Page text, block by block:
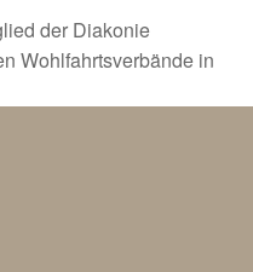
der Diakonie
Wohlfahrtsverbände in